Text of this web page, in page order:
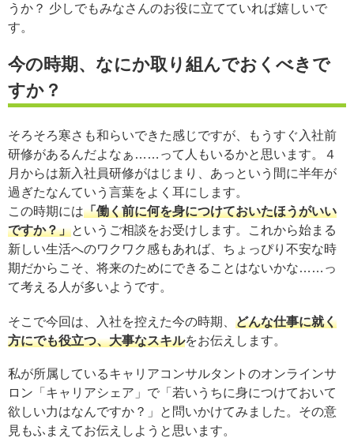
うか？ 少しでもみなさんのお役に立てていれば嬉しいで
す。
今の時期、なにか取り組んでおくべきで
すか？
そろそろ寒さも和らいできた感じですが、もうすぐ入社前
研修があるんだよなぁ……って人もいるかと思います。４
月からは新入社員研修がはじまり、あっという間に半年が
過ぎたなんていう言葉をよく耳にします。
この時期には「働く前に何を身につけておいたほうがいい
ですか？」というご相談をお受けします。これから始まる
新しい生活へのワクワク感もあれば、ちょっぴり不安な時
期だからこそ、将来のためにできることはないかな……っ
て考える人が多いようです。
そこで今回は、入社を控えた今の時期、 どんな仕事に就く
方にでも役立つ、大事なスキルをお伝えします。
私が所属しているキャリアコンサルタントのオンラインサ
ロン「キャリアシェア」で「若いうちに身につけておいて
欲しい力はなんですか？」と問いかけてみました。その意
見もふまえてお伝えしようと思います。